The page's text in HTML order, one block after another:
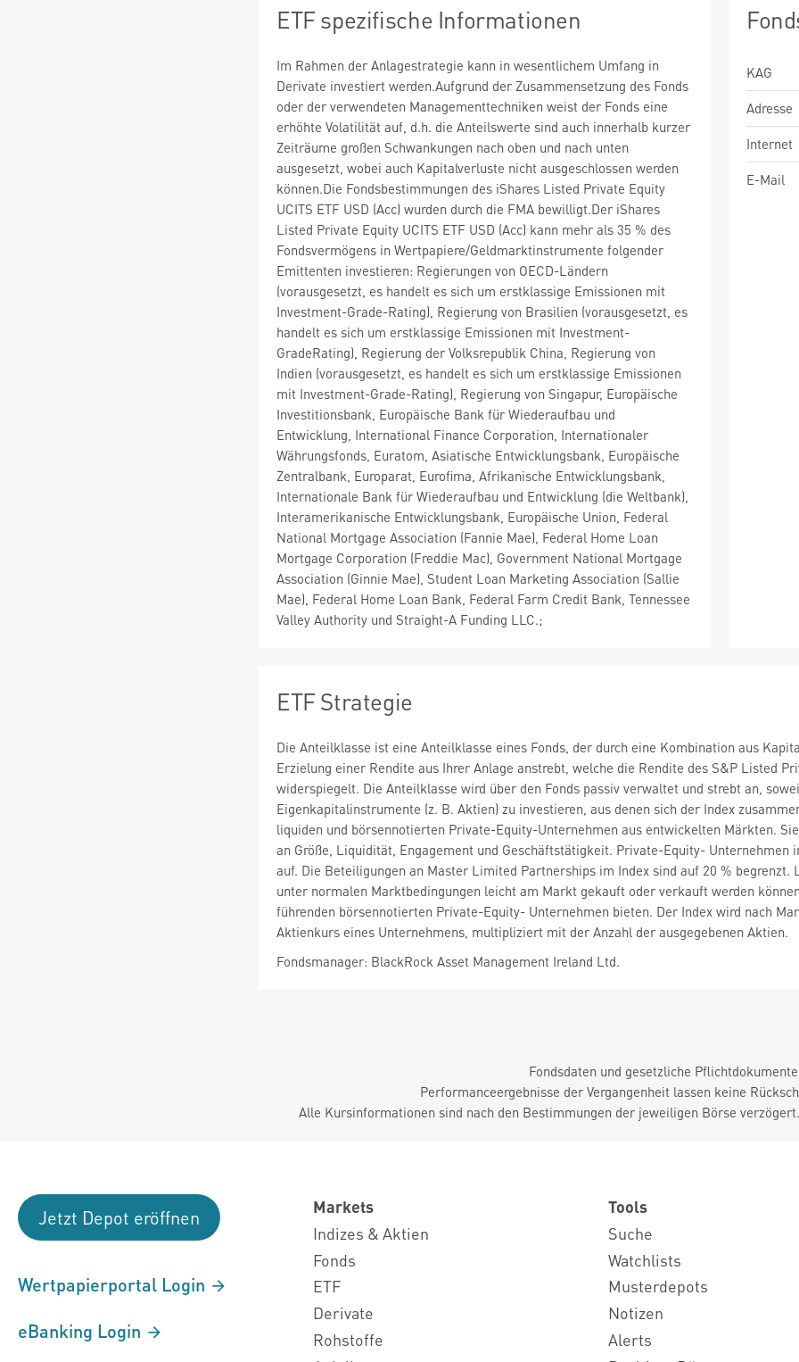
ETF spezifische Informationen
Im Rahmen der Anlagestrategie kann in wesentlichem Umfang in
Derivate investiert werden.Aufgrund der Zusammensetzung des Fonds
oder der verwendeten Managementtechniken weist der Fonds eine
erhöhte Volatilität auf, d.h. die Anteilswerte sind auch innerhalb kurzer
Zeiträume großen Schwankungen nach oben und nach unten
ausgesetzt, wobei auch Kapitalverluste nicht ausgeschlossen werden
können.Die Fondsbestimmungen des iShares Listed Private Equity
UCITS ETF USD (Acc) wurden durch die FMA bewilligt.Der iShares
Listed Private Equity UCITS ETF USD (Acc) kann mehr als 35 % des
Fondsvermögens in Wertpapiere/Geldmarktinstrumente folgender
Emittenten investieren: Regierungen von OECD-Ländern
(vorausgesetzt, es handelt es sich um erstklassige Emissionen mit
Investment-Grade-Rating), Regierung von Brasilien (vorausgesetzt, es
handelt es sich um erstklassige Emissionen mit Investment-
GradeRating), Regierung der Volksrepublik China, Regierung von
Indien (vorausgesetzt, es handelt es sich um erstklassige Emissionen
mit Investment-Grade-Rating), Regierung von Singapur, Europäische
Investitionsbank, Europäische Bank für Wiederaufbau und
Entwicklung, International Finance Corporation, Internationaler
Währungsfonds, Euratom, Asiatische Entwicklungsbank, Europäische
Zentralbank, Europarat, Eurofima, Afrikanische Entwicklungsbank,
Internationale Bank für Wiederaufbau und Entwicklung (die Weltbank),
Interamerikanische Entwicklungsbank, Europäische Union, Federal
National Mortgage Association (Fannie Mae), Federal Home Loan
Mortgage Corporation (Freddie Mac), Government National Mortgage
Association (Ginnie Mae), Student Loan Marketing Association (Sallie
Mae), Federal Home Loan Bank, Federal Farm Credit Bank, Tennessee
Valley Authority und Straight-A Funding LLC.;
KAG
Adresse
Internet
E-Mail
ETF Strategie
Die Anteilklasse ist eine Anteilklasse eines Fonds, der durch eine Kombination aus
Erzielung einer Rendite aus Ihrer Anlage anstrebt, welche die Rendite des S&P Listed
widerspiegelt. Die Anteilklasse wird über den Fonds passiv verwaltet und strebt an,
Eigenkapitalinstrumente (z. B. Aktien) zu investieren, aus denen sich der Index
liquiden und börsennotierten Private-Equity-Unternehmen aus entwickelten Märkten.
an Größe, Liquidität, Engagement und Geschäftstätigkeit. Private-Equity-
auf. Die Beteiligungen an Master Limited Partnerships im Index sind auf 20 %
unter normalen Marktbedingungen leicht am Markt gekauft oder verkauft werden
führenden börsennotierten Private-Equity- Unternehmen bieten. Der Index wird nach
Aktienkurs eines Unternehmens, multipliziert mit der Anzahl der ausgegebenen Aktien.
Fondsmanager: BlackRock Asset Management Ireland Ltd.
Fondsdaten und gesetzliche
Performanceergebnisse der Vergangenheit lassen keine
Alle Kursinformationen sind nach den Bestimmungen der jeweiligen Börse
Jetzt Depot eröffnen
Wertpapierportal Login
eBanking Login
Markets
Indizes & Aktien
Fonds
ETF
Derivate
Rohstoffe
Tools
Suche
Watchlists
Musterdepots
Notizen
Alerts